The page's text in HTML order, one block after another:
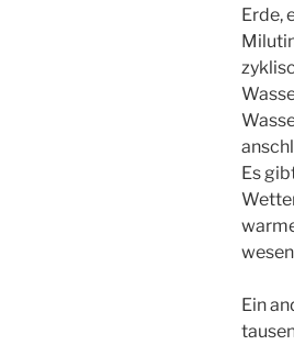
Erde,
Es
Ein